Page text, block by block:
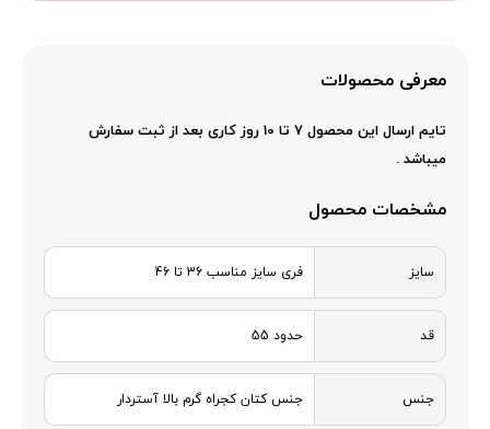
معرفی محصولات
تایم ارسال این محصول 7 تا 10 روز کاری بعد از ثبت سفارش
میباشد .
مشخصات محصول
سایز فری سایز مناسب 36 تا 46
قد حدود 55
جنس جنس کتان کجراه گرم بالا آستردار